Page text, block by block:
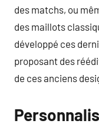
des matchs, ou
des maillots
développé ces
proposant des
de ces anciens